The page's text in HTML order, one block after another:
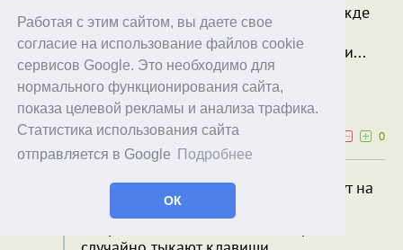
Работая с этим сайтом, вы даете свое
согласие на использование файлов cookie
сервисов Google. Это необходимо для
нормального функционирования сайта,
показа целевой рекламы и анализа трафика.
Статистика использования сайта
отправляется в Google
Подробнее
ОК
У меня ощущение, что китайцы пишут на одежде
случайные слова, возможно понравившиеся
внешне. Или просто случайно тыкают клавиши...
Poor Fred
26.06.26
22:22
0
У меня ощущение, что китайцы пишут на
одежде случайные слова, возможно